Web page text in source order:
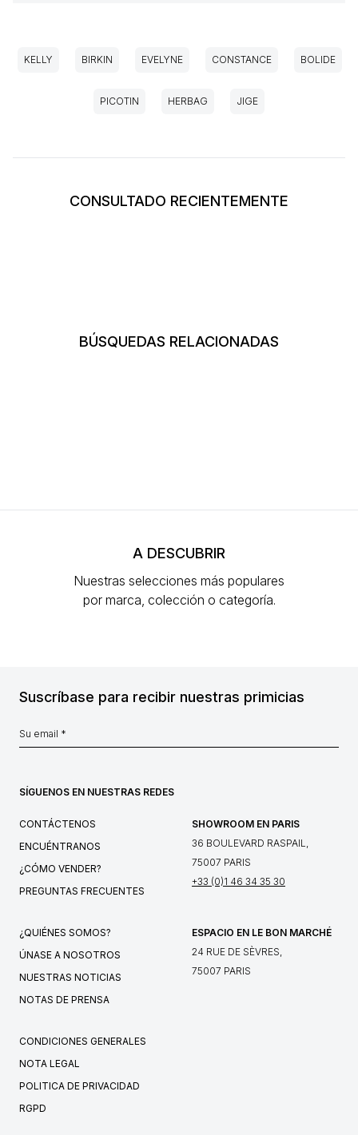
KELLY BIRKIN EVELYNE CONSTANCE BOLIDE
PICOTIN HERBAG JIGE
CONSULTADO RECIENTEMENTE
BÚSQUEDAS RELACIONADAS
A DESCUBRIR
Nuestras selecciones más populares
por marca, colección o categoría.
Suscríbase para recibir nuestras primicias
SÍGUENOS EN NUESTRAS REDES
CONTÁCTENOS
ENCUÉNTRANOS
¿CÓMO VENDER?
PREGUNTAS FRECUENTES
SHOWROOM EN PARIS
36 BOULEVARD RASPAIL,
75007 PARIS
+33 (0)1 46 34 35 30
¿QUIÉNES SOMOS?
ÚNASE A NOSOTROS
NUESTRAS NOTICIAS
NOTAS DE PRENSA
ESPACIO EN LE BON MARCHÉ
24 RUE DE SÈVRES,
75007 PARIS
CONDICIONES GENERALES
NOTA LEGAL
POLITICA DE PRIVACIDAD
RGPD